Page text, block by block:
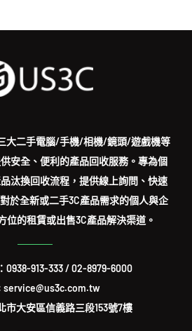
大二手電腦/手機/相機/鏡頭/遊戲機等
安全、便利的產品回收服務。專為個
汰換回收流程，提供線上詢問、快速
於全新或二手3C產品需求的個人與企
位的租賃或出售3C產品解決渠道。
0938-913-333/02-8979-6000
service@us3c.com.tw
市大安區信義路三段153號7樓